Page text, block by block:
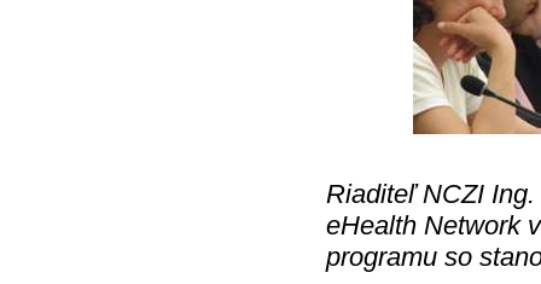
Riaditeľ NCZI
eHealth Network
programu so